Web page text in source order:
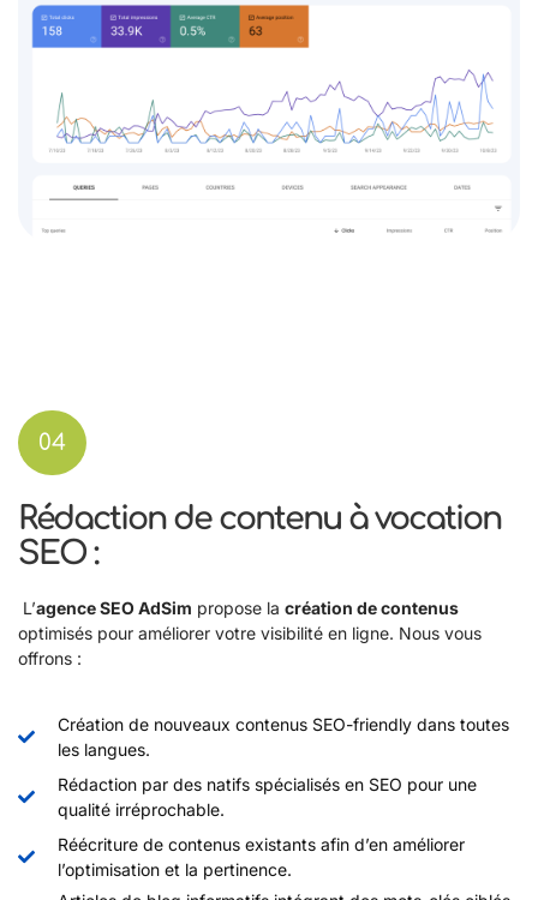
04
Rédaction de contenu à vocation
SEO :
L’agence SEO AdSim propose la création de contenus
optimisés pour améliorer votre visibilité en ligne. Nous vous
offrons :
Création de nouveaux contenus SEO-friendly dans toutes
les langues.
Rédaction par des natifs spécialisés en SEO pour une
qualité irréprochable.
Réécriture de contenus existants afin d’en améliorer
l’optimisation et la pertinence.